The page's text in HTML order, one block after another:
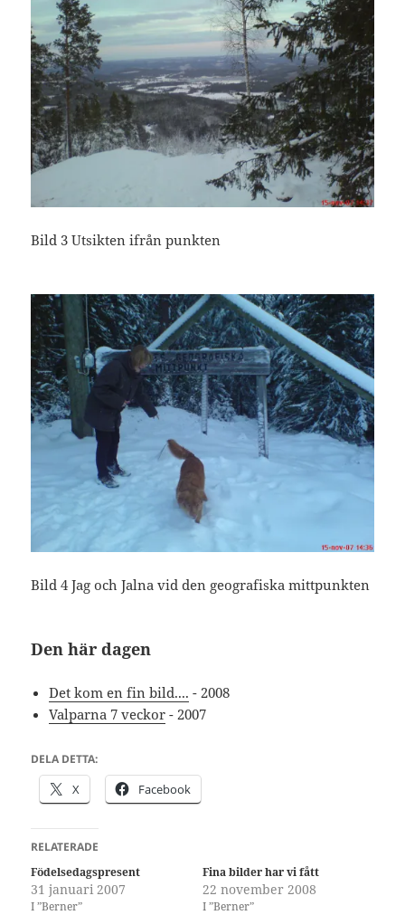
Bild 3 Utsikten ifrån punkten
Bild 4 Jag och Jalna vid den geografiska mittpunkten
Den här dagen
Det kom en fin bild.... - 2008
Valparna 7 veckor - 2007
DELA DETTA:
X Facebook
RELATERADE
Födelsedagspresent
31 januari 2007
I ”Berner”
Fina bilder har vi fått
22 november 2008
I ”Berner”